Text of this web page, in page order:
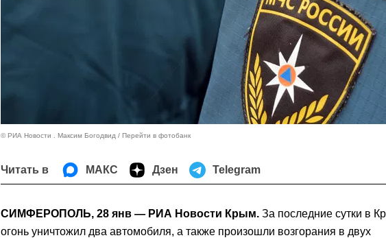
© РИА Новости . Максим Богодвид Перейти в фотобанк
Читать в МАКС Дзен Telegram
СИМФЕРОПОЛЬ, 28 янв — РИА Новости Крым. За последние сутки в
огонь уничтожил два автомобиля, а также произошли возгорания в двух